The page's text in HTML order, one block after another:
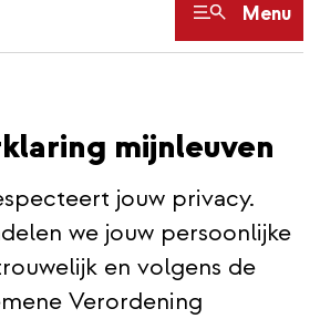
Menu
mijnleuven
jouw privacy.
we jouw persoonlijke
en volgens de
Verordening